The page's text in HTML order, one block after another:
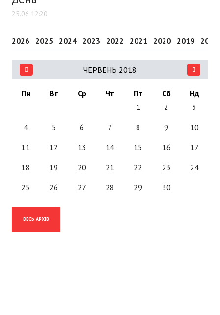
25.06 12:20
2026 2025 2024 2023 2022 2021 2020 2019 2018
ЧЕРВЕНЬ 2018
Пн Вт Ср Чт Пт Сб
Нд
1
2 3
4 5 6 7 8 9 10
11 12 13 14 15 16 17
18 19 20 21 22 23 24
25 26 27 28 29 30
ВЕСЬ АРХІВ